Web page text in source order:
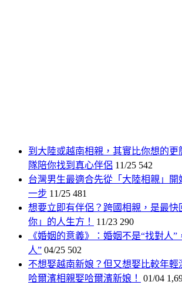
到大陸或越南相親，其實比你想的
隊陪你找到真心伴侶 11/25 542
台灣男生最適合先從「大陸相親」開
一步 11/25 481
想要立即有伴侶？跨國相親，是最快
你」的人生方！
11/23 290
《婚姻的意義》：婚姻不是“找對人”
人” 04/25 502
不想娶越南新娘？但又想娶比較年輕
哈爾濱相親娶哈爾濱新娘！
01/04